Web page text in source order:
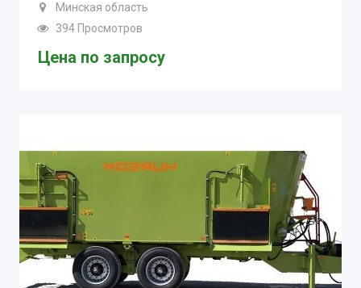
Минская область
394 Просмотров
Цена по запросу